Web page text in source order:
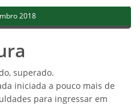
2018
superado.
iniciada a pouco mais de
para ingressar em